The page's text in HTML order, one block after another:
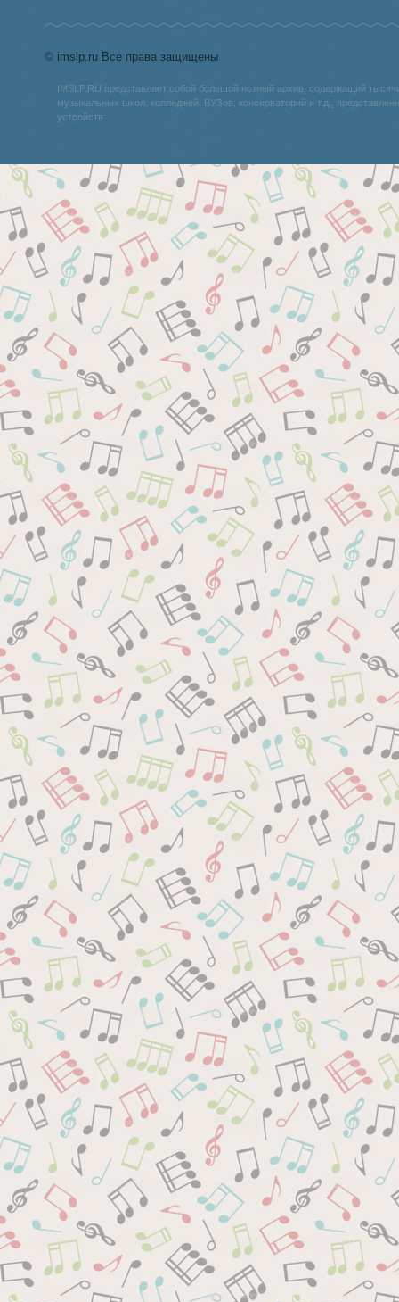
© imslp.ru Все права защищены
IMSLP.RU представляет собой большой нотный архив, содержащий
музыкальных школ, колледжей, ВУЗов, консерваторий и т.д.,
устройств.